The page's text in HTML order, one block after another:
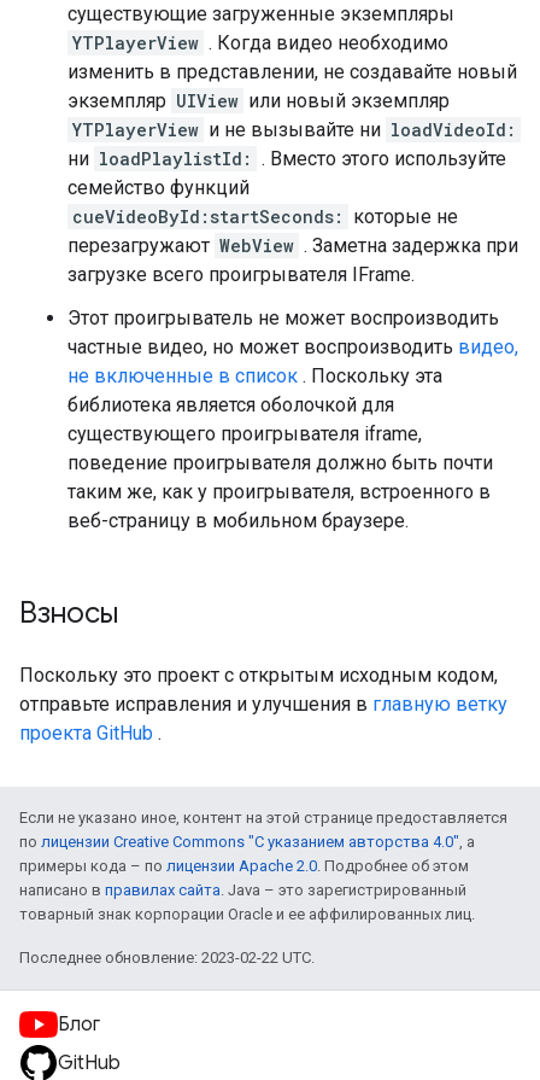
существующие загруженные экземпляры
YTPlayerView . Когда видео необходимо
изменить в представлении, не создавайте новый
экземпляр UIView или новый экземпляр
YTPlayerView и не вызывайте ни loadVideoId:
ни loadPlaylistId: . Вместо этого используйте
семейство функций
cueVideoById:startSeconds:
которые не
перезагружают WebView . Заметна задержка при
загрузке всего проигрывателя IFrame.
Этот проигрыватель не может воспроизводить
частные видео, но может воспроизводить видео,
не включенные в список . Поскольку эта
библиотека является оболочкой для
существующего проигрывателя iframe,
поведение проигрывателя должно быть почти
таким же, как у проигрывателя, встроенного в
веб-страницу в мобильном браузере.
Взносы
Поскольку это проект с открытым исходным кодом,
отправьте исправления и улучшения в главную ветку
проекта GitHub .
Если не указано иное, контент на этой странице предоставляется
по лицензии Creative Commons "С указанием авторства 4.0", а
примеры кода – по лицензии Apache 2.0. Подробнее об этом
написано в правилах сайта. Java – это зарегистрированный
товарный знак корпорации Oracle и ее аффилированных лиц.
Последнее обновление: 2023-02-22 UTC.
Блог
GitHub